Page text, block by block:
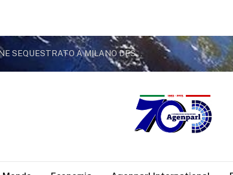
SICUREZZA, DE CORATO (FDI): GIOVANE SEQUESTRATO A MILANO DESTA PREOCCUPAZIONE